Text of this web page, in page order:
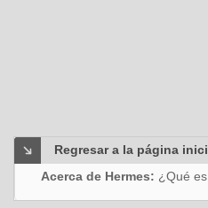
Regresar a la página
Acerca de Hermes: ¿Qué